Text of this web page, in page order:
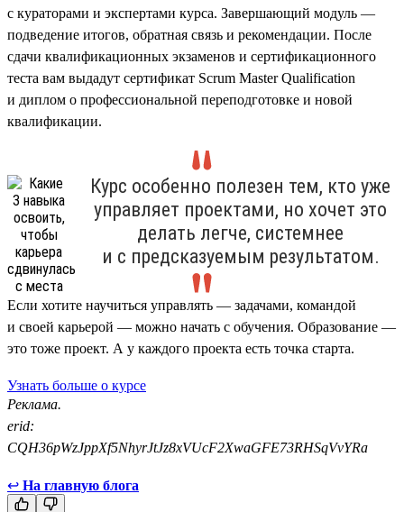
с кураторами и экспертами курса. Завершающий модуль —
подведение итогов, обратная связь и рекомендации. После
сдачи квалификационных экзаменов и сертификационного
теста вам выдадут сертификат Scrum Master Qualification
и диплом о профессиональной переподготовке и новой
квалификации.
Курс особенно полезен тем, кто уже
управляет проектами, но хочет это
делать легче, системнее
и с предсказуемым результатом.
Если хотите научиться управлять — задачами, командой
и своей карьерой — можно начать с обучения. Образование —
это тоже проект. А у каждого проекта есть точка старта.
Узнать больше о курсе
Реклама.
erid:
CQH36pWzJppXf5NhyrJtJz8xVUcF2XwaGFE73RHSqVvYRa
↩ На главную блога